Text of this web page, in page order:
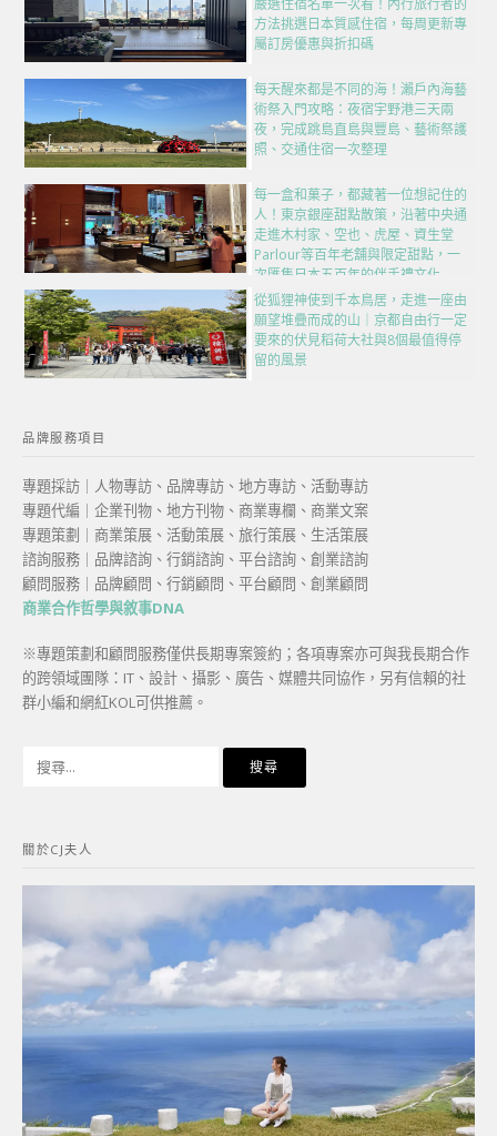
嚴選住宿名單一次看！內行旅行者的
方法挑選日本質感住宿，每周更新專
屬訂房優惠與折扣碼
每天醒來都是不同的海！瀨戶內海藝
術祭入門攻略：夜宿宇野港三天兩
夜，完成跳島直島與豐島、藝術祭護
照、交通住宿一次整理
每一盒和菓子，都藏著一位想記住的
人！東京銀座甜點散策，沿著中央通
走進木村家、空也、虎屋、資生堂
Parlour等百年老舖與限定甜點，一
次匯集日本五百年的伴手禮文化
從狐狸神使到千本鳥居，走進一座由
願望堆疊而成的山｜京都自由行一定
要來的伏見稻荷大社與8個最值得停
留的風景
品牌服務項目
專題採訪｜人物專訪、品牌專訪、地方專訪、活動專訪
專題代編｜企業刊物、地方刊物、商業專欄、商業文案
專題策劃｜商業策展、活動策展、旅行策展、生活策展
諮詢服務｜品牌諮詢、行銷諮詢、平台諮詢、創業諮詢
顧問服務｜品牌顧問、行銷顧問、平台顧問、創業顧問
商業合作哲學與敘事DNA
※專題策劃和顧問服務僅供長期專案簽約；各項專案亦可與我長期合作
的跨領域團隊：IT、設計、攝影、廣告、媒體共同協作，另有信賴的社
群小編和網紅KOL可供推薦。
字:
關於CJ夫人